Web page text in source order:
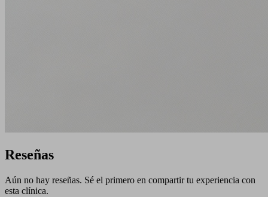
Reseñas
Aún no hay reseñas. Sé el primero en compartir tu experiencia con
esta clínica.